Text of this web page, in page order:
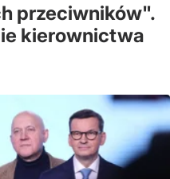
przeciwników".
kierownictwa